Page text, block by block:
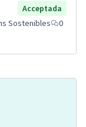
Acceptada
Sostenibles
0